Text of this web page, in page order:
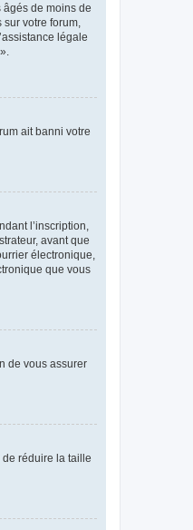
âgés de moins de
votre forum,
légale
ait banni votre
l’inscription,
avant que
électronique,
que vous
de vous assurer
réduire la taille